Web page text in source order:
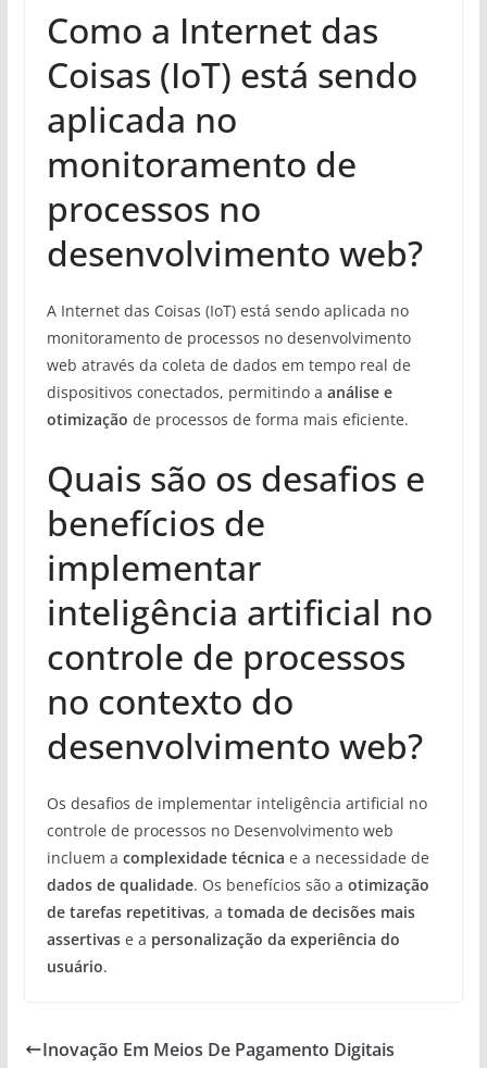
Como a Internet das
Coisas (IoT) está sendo
aplicada no
monitoramento de
processos no
desenvolvimento web?
A Internet das Coisas (IoT) está sendo aplicada no
monitoramento de processos no desenvolvimento
web através da coleta de dados em tempo real de
dispositivos conectados, permitindo a análise e
otimização de processos de forma mais eficiente.
Quais são os desafios e
benefícios de
implementar
inteligência artificial no
controle de processos
no contexto do
desenvolvimento web?
Os desafios de implementar inteligência artificial no
controle de processos no Desenvolvimento web
incluem a complexidade técnica e a necessidade de
dados de qualidade. Os benefícios são a otimização
de tarefas repetitivas, a tomada de decisões mais
assertivase a personalização da experiência do
usuário.
Inovação Em Meios De Pagamento Digitais